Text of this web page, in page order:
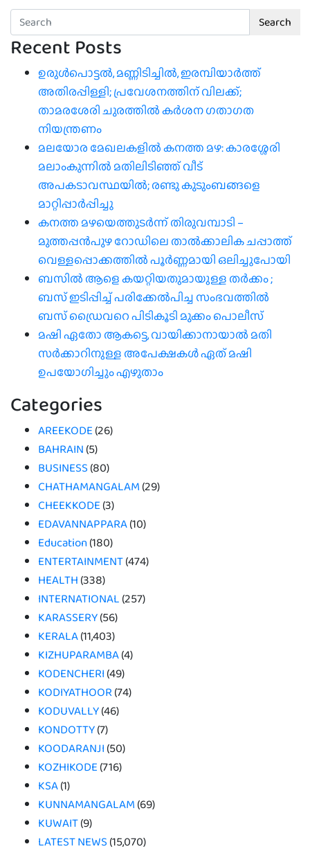
Search
Recent Posts
ഉരുൾപൊട്ടൽ, മണ്ണിടിച്ചിൽ, ഇരമ്പിയാര്‍ത്ത്
അതിരപ്പിള്ളി; പ്രവേശനത്തിന് വിലക്ക്;
താമരശേരി ചുരത്തില്‍ കര്‍ശന ഗതാഗത
നിയന്ത്രണം
മലയോര മേഖലകളിൽ കനത്ത മഴ: കാരശ്ശേരി
മലാംകുന്നിൽ മതിലിടിഞ്ഞ് വീട്
അപകടാവസ്ഥയിൽ; രണ്ടു കുടുംബങ്ങളെ
മാറ്റിപ്പാർപ്പിച്ചു
കനത്ത മഴയെത്തുടർന്ന് തിരുവമ്പാടി –
മുത്തപ്പൻപുഴ റോഡിലെ താൽക്കാലിക ചപ്പാത്ത്
വെള്ളപ്പൊക്കത്തിൽ പൂർണ്ണമായി ഒലിച്ചുപോയി
ബസിൽ ആളെ കയറ്റിയതുമായുള്ള തർക്കം ;
ബസ് ഇടിപ്പിച്ച് പരിക്കേൽപിച്ച സംഭവത്തിൽ
ബസ് ഡ്രൈവറെ പിടികൂടി മുക്കം പൊലീസ്
മഷി ഏതോ ആകട്ടെ, വായിക്കാനായാൽ മതി​
സർക്കാറിനുള്ള അപേക്ഷകൾ ഏത് മഷി
ഉപയോഗിച്ചും എഴുതാം
Categories
AREEKODE (26)
BAHRAIN (5)
BUSINESS (80)
CHATHAMANGALAM (29)
CHEEKKODE (3)
EDAVANNAPPARA(10)
Education(180)
ENTERTAINMENT(474)
HEALTH (338)
INTERNATIONAL (257)
KARASSERY(56)
KERALA(11,403)
KIZHUPARAMBA(4)
KODENCHERI (49)
KODIYATHOOR(74)
KODUVALLY(46)
KONDOTTY(7)
KOODARANJI (50)
KOZHIKODE (716)
KSA(1)
KUNNAMANGALAM (69)
KUWAIT(9)
LATEST NEWS (15,070)